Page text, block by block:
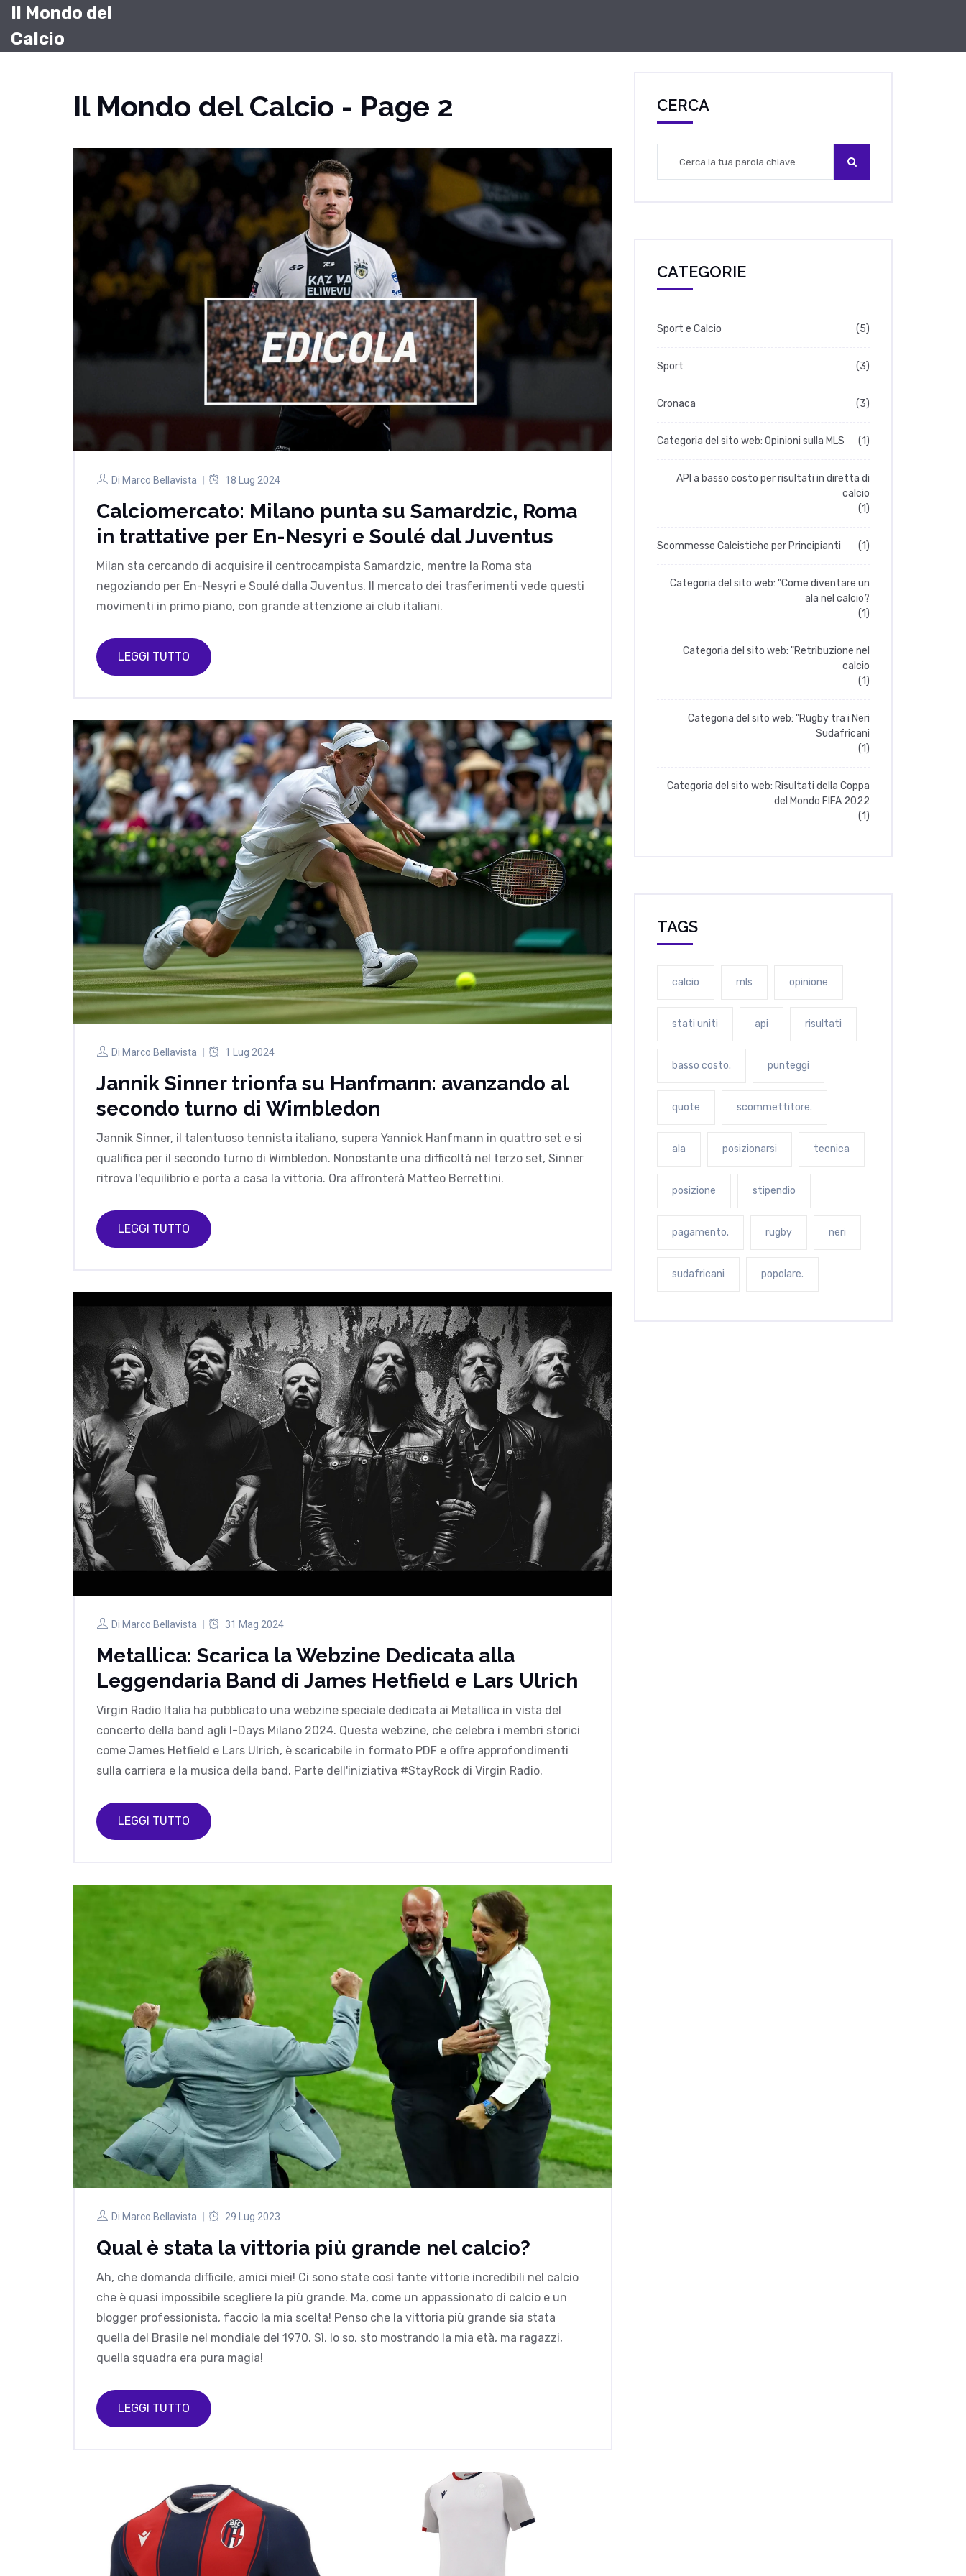
Il Mondo del
Calcio
Il Mondo del Calcio - Page 2
Di Marco Bellavista 18 Lug 2024
Calciomercato: Milano punta su Samardzic, Roma
in trattative per En-Nesyri e Soulé dal Juventus
Milan sta cercando di acquisire il centrocampista Samardzic, mentre la Roma sta
negoziando per En-Nesyri e Soulé dalla Juventus. Il mercato dei trasferimenti vede questi
movimenti in primo piano, con grande attenzione ai club italiani.
LEGGI TUTTO
Di Marco Bellavista 1 Lug 2024
Jannik Sinner trionfa su Hanfmann: avanzando al
secondo turno di Wimbledon
Jannik Sinner, il talentuoso tennista italiano, supera Yannick Hanfmann in quattro set e si
qualifica per il secondo turno di Wimbledon. Nonostante una difficoltà nel terzo set, Sinner
ritrova l'equilibrio e porta a casa la vittoria. Ora affronterà Matteo Berrettini.
LEGGI TUTTO
Di Marco Bellavista 31 Mag 2024
Metallica: Scarica la Webzine Dedicata alla
Leggendaria Band di James Hetfield e Lars Ulrich
Virgin Radio Italia ha pubblicato una webzine speciale dedicata ai Metallica in vista del
concerto della band agli I-Days Milano 2024. Questa webzine, che celebra i membri storici
come James Hetfield e Lars Ulrich, è scaricabile in formato PDF e offre approfondimenti
sulla carriera e la musica della band. Parte dell'iniziativa #StayRock di Virgin Radio.
LEGGI TUTTO
Di Marco Bellavista 29 Lug 2023
Qual è stata la vittoria più grande nel calcio?
Ah, che domanda difficile, amici miei! Ci sono state così tante vittorie incredibili nel calcio
che è quasi impossibile scegliere la più grande. Ma, come un appassionato di calcio e un
blogger professionista, faccio la mia scelta! Penso che la vittoria più grande sia stata
quella del Brasile nel mondiale del 1970. Sì, lo so, sto mostrando la mia età, ma ragazzi,
quella squadra era pura magia!
LEGGI TUTTO
CERCA
CATEGORIE
Sport e Calcio (5)
Sport (3)
Cronaca (3)
Categoria del sito web: Opinioni sulla MLS (1)
API a basso costo per risultati in diretta di
calcio
(1)
Scommesse Calcistiche per Principianti (1)
Categoria del sito web: "Come diventare un
ala nel calcio?
(1)
Categoria del sito web: "Retribuzione nel
calcio
(1)
Categoria del sito web: "Rugby tra i Neri
Sudafricani
(1)
Categoria del sito web: Risultati della Coppa
del Mondo FIFA 2022
(1)
TAGS
calcio mls opinione
stati uniti api risultati
basso costo. punteggi
quote scommettitore.
ala posizionarsi tecnica
posizione stipendio
pagamento. rugby neri
sudafricani popolare.